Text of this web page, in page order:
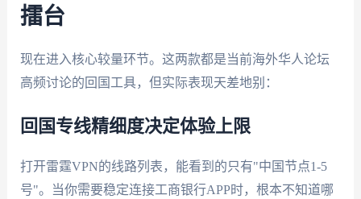
擂台
现在进入核心较量环节。这两款都是当前海外华人论坛
高频讨论的回国工具，但实际表现天差地别：
回国专线精细度决定体验上限
打开雷霆VPN的线路列表，能看到的只有"中国节点1-5
号"。当你需要稳定连接工商银行APP时，根本不知道哪